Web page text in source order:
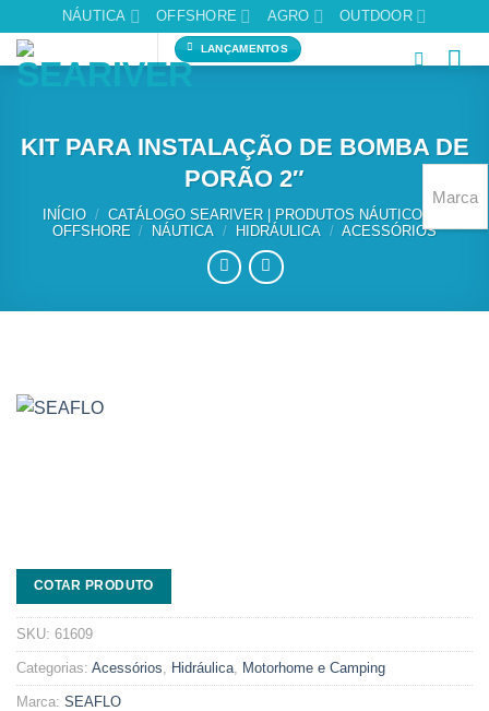
content
NÁUTICA OFFSHORE AGRO OUTDOOR
LANÇAMENTOS
KIT PARA INSTALAÇÃO DE BOMBA DE
PORÃO 2″
INÍCIO / CATÁLOGO SEARIVER | PRODUTOS NÁUTICOS E
OFFSHORE / NÁUTICA / HIDRÁULICA / ACESSÓRIOS
COTAR PRODUTO
SKU: 61609
Categorias: Acessórios Hidráulica Motorhome e Camping
Marca: SEAFLO
Marca